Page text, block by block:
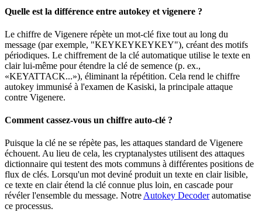
Quelle est la différence entre autokey et vigenere ?
Le chiffre de Vigenere répète un mot-clé fixe tout au long du
message (par exemple, "KEYKEYKEYKEY"), créant des motifs
périodiques. Le chiffrement de la clé automatique utilise le texte en
clair lui-même pour étendre la clé de semence (p. ex.,
«KEYATTACK...»), éliminant la répétition. Cela rend le chiffre
autokey immunisé à l'examen de Kasiski, la principale attaque
contre Vigenere.
Comment cassez-vous un chiffre auto-clé ?
Puisque la clé ne se répète pas, les attaques standard de Vigenere
échouent. Au lieu de cela, les cryptanalystes utilisent des attaques
dictionnaire qui testent des mots communs à différentes positions de
flux de clés. Lorsqu'un mot deviné produit un texte en clair lisible,
ce texte en clair étend la clé connue plus loin, en cascade pour
révéler l'ensemble du message. Notre Autokey Decoderautomatise
ce processus.